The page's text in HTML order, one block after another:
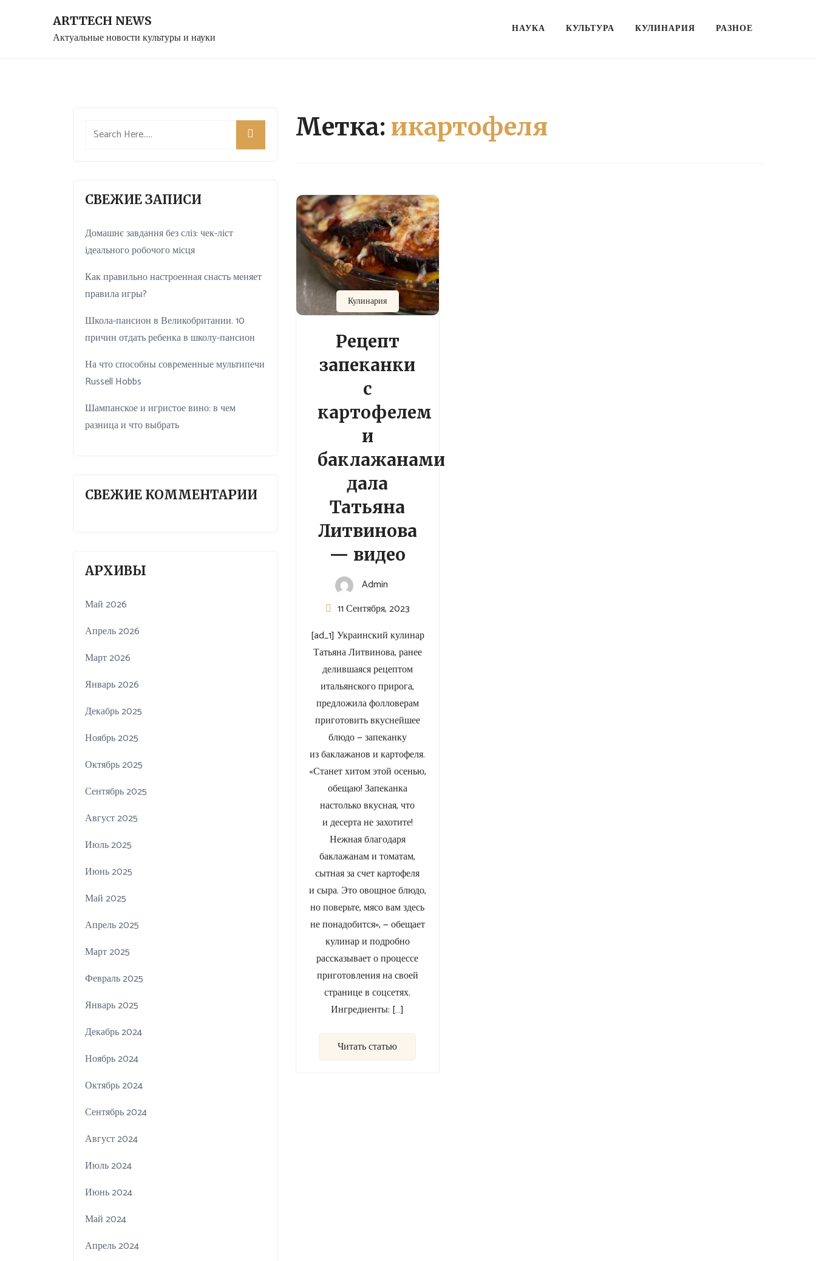
ARTTECH NEWS
Актуальные новости культуры и науки
НАУКА КУЛЬТУРА КУЛИНАРИЯ РАЗНОЕ
Метка: икартофеля
Кулинария
Рецепт
запеканки
с
картофелем
и
баклажанами
дала
Татьяна
Литвинова
— видео
Admin
11 Сентября, 2023
[ad_1] Украинский кулинар
Татьяна Литвинова, ранее
делившаяся рецептом
итальянского прирога,
предложила фолловерам
приготовить вкуснейшее
блюдо — запеканку
из баклажанов и картофеля.
«Станет хитом этой осенью,
обещаю! Запеканка
настолько вкусная, что
и десерта не захотите!
Нежная благодаря
баклажанам и томатам,
сытная за счет картофеля
и сыра. Это овощное блюдо,
но поверьте, мясо вам здесь
не понадобится», — обещает
кулинар и подробно
рассказывает о процессе
приготовления на своей
странице в соцсетях.
Ингредиенты: […]
Читать статью
СВЕЖИЕ ЗАПИСИ
Домашнє завдання без сліз: чек-ліст
ідеального робочого місця
Как правильно настроенная снасть меняет
правила игры?
Школа-пансион в Великобритании. 10
причин отдать ребенка в школу-пансион
На что способны современные мультипечи
Russell Hobbs
Шампанское и игристое вино: в чем
разница и что выбрать
СВЕЖИЕ КОММЕНТАРИИ
АРХИВЫ
Май 2026
Апрель 2026
Март 2026
Январь 2026
Декабрь 2025
Ноябрь 2025
Октябрь 2025
Сентябрь 2025
Август 2025
Июль 2025
Июнь 2025
Май 2025
Апрель 2025
Март 2025
Февраль 2025
Январь 2025
Декабрь 2024
Ноябрь 2024
Октябрь 2024
Сентябрь 2024
Август 2024
Июль 2024
Июнь 2024
Май 2024
Апрель 2024